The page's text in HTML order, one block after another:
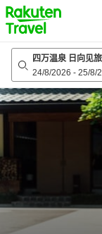
to
top
page
四万温泉 日向见
24/8/2026 - 25/8/